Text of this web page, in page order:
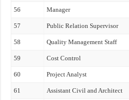
56 Manager
57 Public Relation Supervisor
58 Quality Management Staff
59 Cost Control
60 Project Analyst
61 Assistant Civil and Architect